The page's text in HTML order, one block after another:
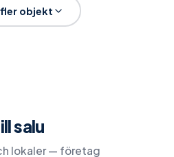
objekt
salu
lokaler — företag